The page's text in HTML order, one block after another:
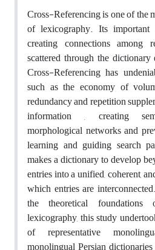
Cross-Referencing is one of the
of lexicography. Its
creating connections among
scattered through the
Cross-Referencing has
such as the economy of
redundancy and repetition
information , creating
morphological networks and
learning and guiding search
makes a dictionary to develop
entries into a unified, coherent,
which entries are
the theoretical foundations
lexicography, this study
of representative